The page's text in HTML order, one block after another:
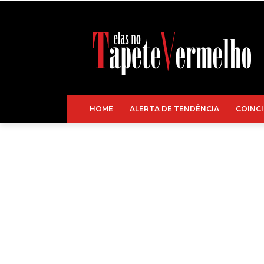
HOME ALERTA DE TENDÊNCIA